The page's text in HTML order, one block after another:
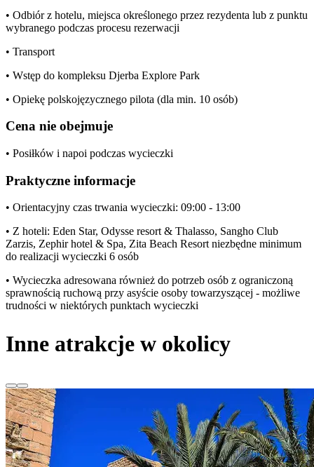
• Odbiór z hotelu, miejsca określonego przez rezydenta lub z punktu
wybranego podczas procesu rezerwacji
• Transport
• Wstęp do kompleksu Djerba Explore Park
• Opiekę polskojęzycznego pilota (dla min. 10 osób)
Cena nie obejmuje
• Posiłków i napoi podczas wycieczki
Praktyczne informacje
• Orientacyjny czas trwania wycieczki: 09:00 - 13:00
• Z hoteli: Eden Star, Odysse resort & Thalasso, Sangho Club
Zarzis, Zephir hotel & Spa, Zita Beach Resort niezbędne minimum
do realizacji wycieczki 6 osób
• Wycieczka adresowana również do potrzeb osób z ograniczoną
sprawnością ruchową przy asyście osoby towarzyszącej - możliwe
trudności w niektórych punktach wycieczki
Inne atrakcje w okolicy